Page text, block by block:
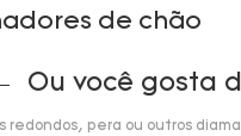
de chão
Ou você gosta
redondos, pera ou outros